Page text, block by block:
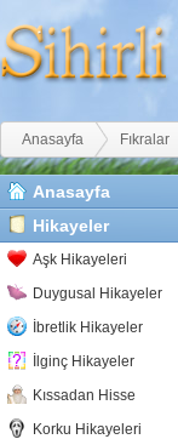
Buradasınız
Anasayfa Fıkralar
Anasayfa
Hikayeler
Aşk Hikayeleri
Duygusal Hikayeler
İbretlik Hikayeler
İlginç Hikayeler
Kıssadan Hisse
Korku Hikayeleri